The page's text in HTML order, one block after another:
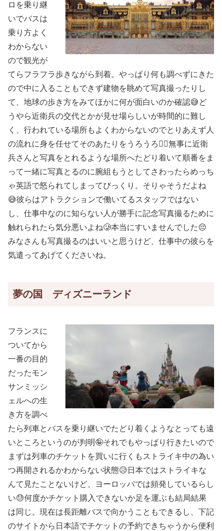
ロを乗り継
いでバスは
乗り方よく
わからない
ので観光が
てらフラフラ歩きながら到着。やっぱり何も調べずにきた
ので中に入ることもできず建物を眺めて写真撮ったりし
て、地球の歩き方をみてほかに何が面白いのか確認😅ど
うやら近衛兵の交代とかが見せ場らしいが時間的に難し
く、行われている場所もよくわからないのでとりあえず人
の流れに身を任せてそのあたりをうろうろ🚶‍♀️無事に近衛
兵さんと写真をとれるような場所へたどり着いて順番をま
って一緒に写真とるのに腕組もうとしてさわったらめっち
ゃ英語で怒られてしまってびっくり。そりゃそうだよね
😅彼らはアトラクションで働いてるスタッフではない
し、仕事中なのに知らない人が勝手に記念写真撮るために
触れられたら気分悪いよね🥲本当にすいませんでした😔
みなさんも写真撮るのはいいと思うけど、仕事中の彼らを
気遣ってあげてくださいね。
夢の国 ディズニーランド
フランスに
ついてから
一番の目的
だったモン
サンミッシ
ェルへの生
き方を調べ
たら列車とバスを乗り継いでたどり着くようなとっても遠
いところというのが判明🤪それでもやっぱり行きたいので
まずは列車のチケットを買いに行くもストライキ中の為い
つ再開されるかわからない状態😥日本ではストライキな
んて見たことないけど、ヨーロッパでは頻発しているらし
い😓何度かチケット購入できないか足を運ぶも結局結果
は同じ。現在は長距離バスで向かうこともできるし、下記
のサイトから日本語でチケットの予約できちゃうから便利